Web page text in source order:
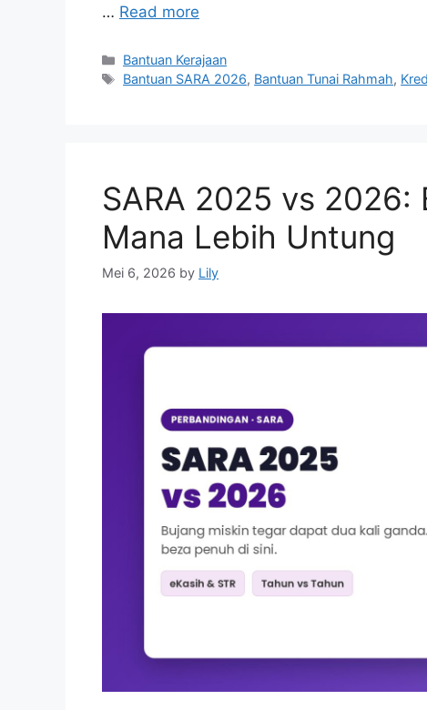
… Read more
Categories
Bantuan Kerajaan
Tags
Bantuan SARA 2026, Bantuan Tunai Rahmah,
SARA 2025 vs 2026:
Mana Lebih Untung
Mei 6, 2026 by Lily